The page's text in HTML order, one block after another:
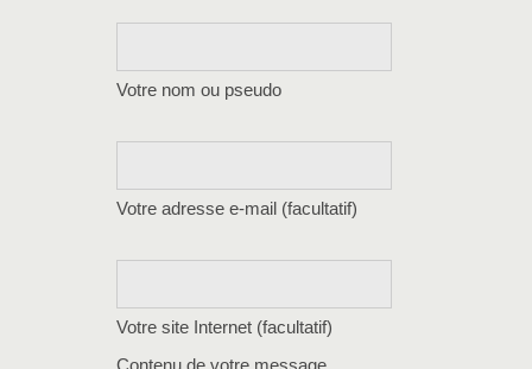
Votre nom ou pseudo
Votre adresse e-mail (facultatif)
Votre site Internet (facultatif)